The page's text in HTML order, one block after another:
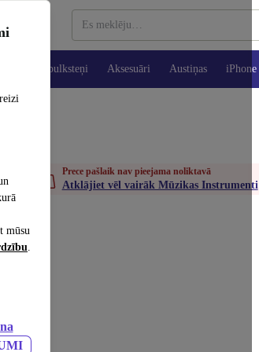
mūsu
.
Viedpulksteņi Aksesuāri Austiņas iPhone
Prece pašlaik nav pieejama noliktavā
Atklājiet vēl vairāk Mūzikas Instrumenti